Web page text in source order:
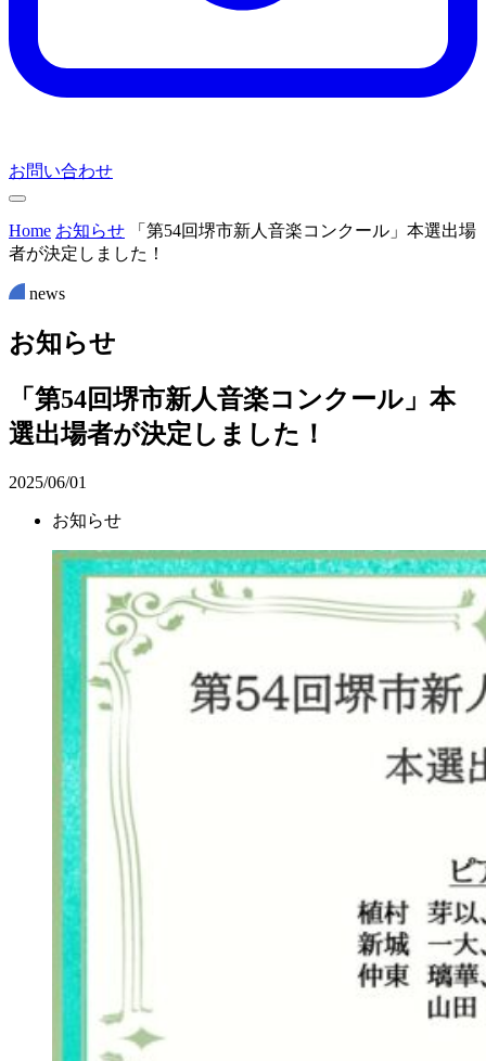
お問い合わせ
Home お知らせ
「第54回堺市新人音楽コンクール」本選出場
者が決定しました！
news
お知らせ
「第54回堺市新人音楽コンクール」本
選出場者が決定しました！
2025/06/01
お知らせ